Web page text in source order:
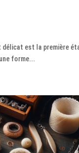
délicat est la première
forme...